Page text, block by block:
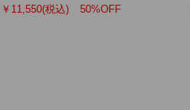
￥11,550(税込) 50%OFF